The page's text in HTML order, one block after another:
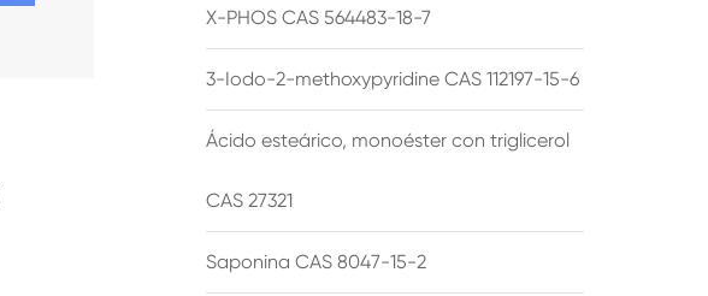
X-PHOS CAS 564483-18-7
3-Iodo-2-methoxypyridine CAS 112197-15-6
Ácido esteárico, monoéster con triglicerol
CAS 27321
Saponina CAS 8047-15-2